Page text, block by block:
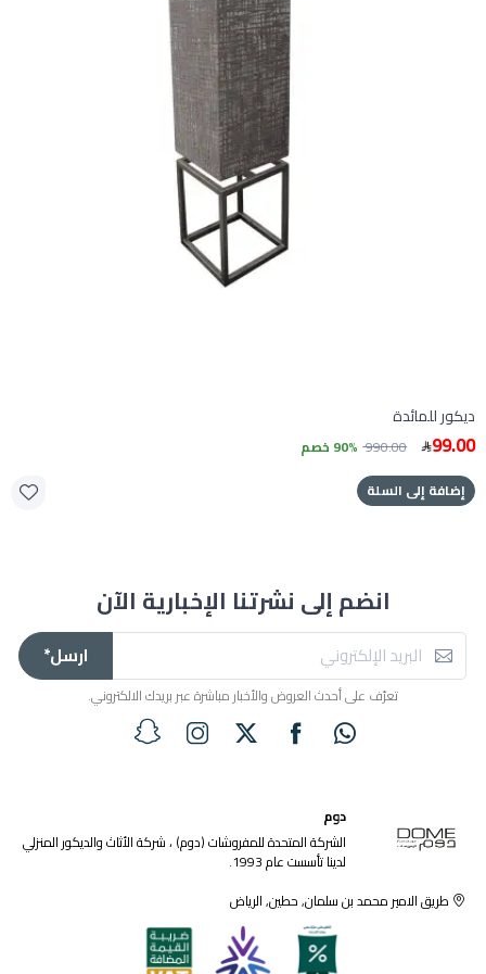
ديكور للمائدة
99.00
990.00 90% خصم
إضافة إلى السلة
انضم إلى نشرتنا الإخبارية الآن
ارسل*
تعرّف على أحدث العروض والأخبار مباشرة عبر بريدك الالكتروني.
دوم
الشركة المتحدة للمفروشات (دوم) ، شركة الأثاث والديكور المنزلي
لدينا تأسست عام 1993.
طريق الامير محمد بن سلمان, حطين, الرياض